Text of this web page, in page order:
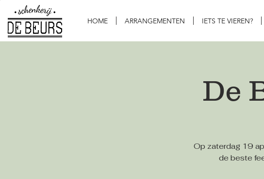
HOME ARRANGEMENTEN IETS TE VIEREN?
De
Op zaterdag 19
de beste